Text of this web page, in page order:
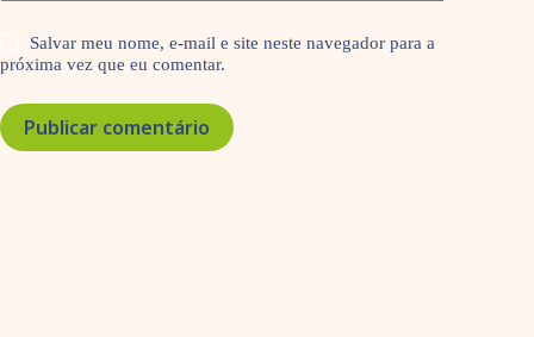
Salvar meu nome, e-mail e site neste navegador para a
próxima vez que eu comentar.
Publicar comentário